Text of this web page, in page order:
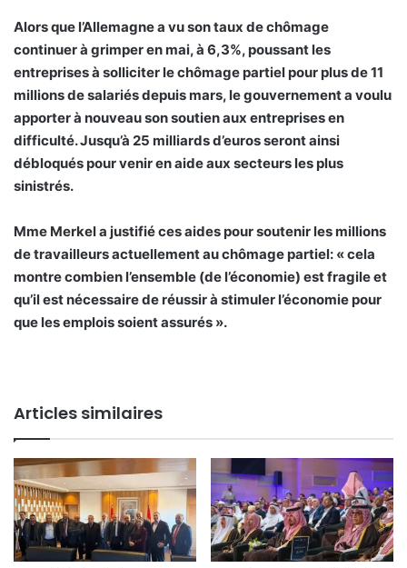
Alors que l’Allemagne a vu son taux de chômage
continuer à grimper en mai, à 6,3%, poussant les
entreprises à solliciter le chômage partiel pour plus de 11
millions de salariés depuis mars, le gouvernement a voulu
apporter à nouveau son soutien aux entreprises en
difficulté. Jusqu’à 25 milliards d’euros seront ainsi
débloqués pour venir en aide aux secteurs les plus
sinistrés.
Mme Merkel a justifié ces aides pour soutenir les millions
de travailleurs actuellement au chômage partiel: « cela
montre combien l’ensemble (de l’économie) est fragile et
qu’il est nécessaire de réussir à stimuler l’économie pour
que les emplois soient assurés ».
Articles similaires